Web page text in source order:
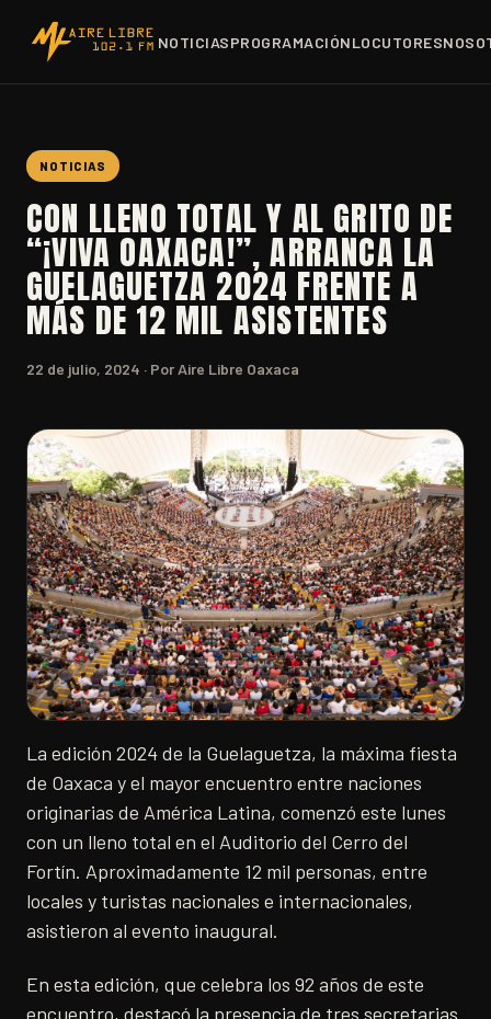
NOTICIASPROGRAMACIÓNLOCUTORES
NOTICIAS
CON LLENO TOTAL Y AL GRITO DE
“¡VIVA OAXACA!”, ARRANCA LA
GUELAGUETZA 2024 FRENTE A
MÁS DE 12 MIL ASISTENTES
22 de julio, 2024 · Por Aire Libre Oaxaca
La edición 2024 de la Guelaguetza, la máxima fiesta
de Oaxaca y el mayor encuentro entre naciones
originarias de América Latina, comenzó este lunes
con un lleno total en el Auditorio del Cerro del
Fortín. Aproximadamente 12 mil personas, entre
locales y turistas nacionales e internacionales,
asistieron al evento inaugural.
En esta edición, que celebra los 92 años de este
encuentro, destacó la presencia de tres secretarias